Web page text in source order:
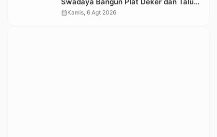
Jalan Penghubung Antar Lembang
calendar_monthKamis, 6 Agt 2026